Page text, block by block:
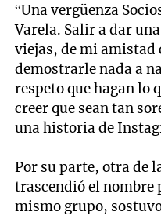
“Una vergüenza
Varela. Salir a dar
viejas, de mi amistad
demostrarle nada a
respeto que hagan lo
creer que sean tan
una historia de
Por su parte, otra de
trascendió el nombre
mismo grupo,